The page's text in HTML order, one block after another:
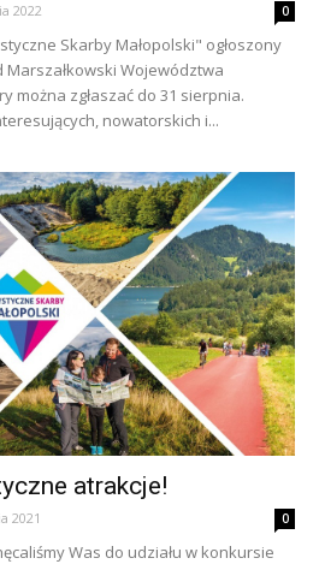
2022 0
Skarby Małopolski" ogłoszony
Województwa
można zgłaszać do 31 sierpnia.
nowatorskich i...
atrakcje!
2021 0
Was do udziału w konkursie